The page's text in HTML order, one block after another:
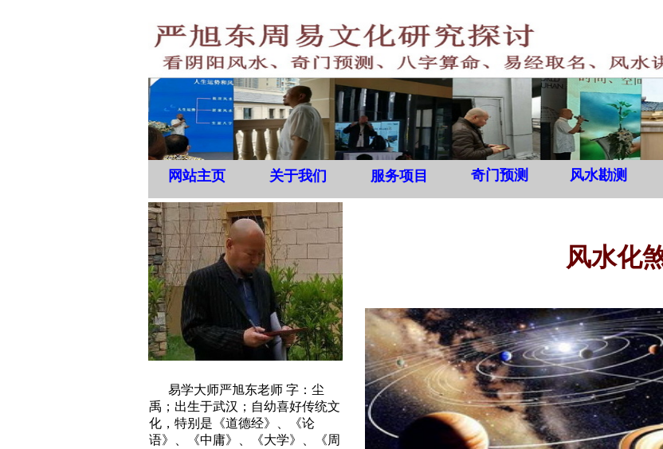
易学大师严旭东老师 字：尘
禹；出生于武汉；自幼喜好传统文
化，特别是《道德经》、《论
语》、《中庸》、《大学》、《周
风水化
网站主页 关于我们 服务项目 奇门预测 风水勘测